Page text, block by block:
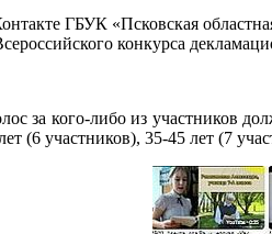
ГБУК «Псковская
конкурса
за кого-либо из участников
(6 участников), 35-45 лет (7